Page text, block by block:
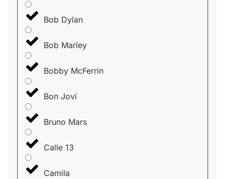
Bob Dylan
Bob Marley
Bobby McFerrin
Bon Jovi
Bruno Mars
Calle 13
Camila